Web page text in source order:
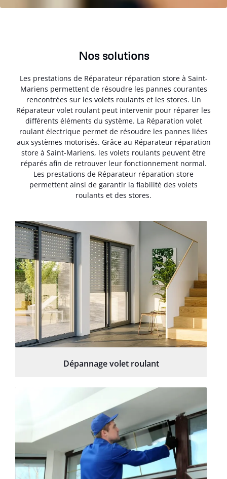
Nos solutions
Les prestations de Réparateur réparation store à Saint-
Mariens permettent de résoudre les pannes courantes
rencontrées sur les volets roulants et les stores. Un
Réparateur volet roulant peut intervenir pour réparer les
différents éléments du système. La Réparation volet
roulant électrique permet de résoudre les pannes liées
aux systèmes motorisés. Grâce au Réparateur réparation
store à Saint-Mariens, les volets roulants peuvent être
réparés afin de retrouver leur fonctionnement normal.
Les prestations de Réparateur réparation store
permettent ainsi de garantir la fiabilité des volets
roulants et des stores.
Dépannage volet roulant